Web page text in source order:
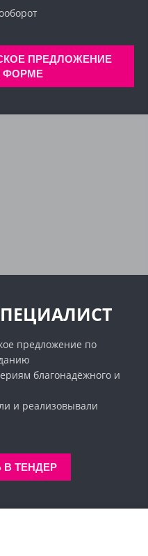
ПРЕДЛОЖЕНИЕ
ФОРМЕ
предложение по
благонадёжного и
и реализовывали
В ТЕНДЕР